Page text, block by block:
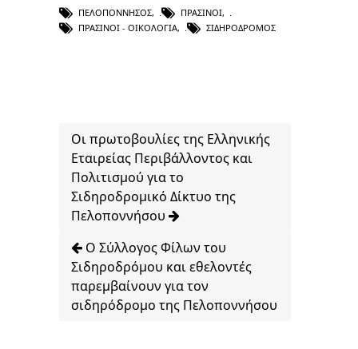
ΠΕΛΟΠΌΝΝΗΣΟΣ, ΠΡΆΣΙΝΟΙ,
ΠΡΆΣΙΝΟΙ - ΟΙΚΟΛΟΓΊΑ, ΣΙΔΗΡΌΔΡΟΜΟΣ
Οι πρωτοβουλίες της Ελληνικής
Εταιρείας Περιβάλλοντος και
Πολιτισμού για το
Σιδηροδρομικό Δίκτυο της
Πελοποννήσου
Ο Σύλλογος Φίλων του
Σιδηροδρόμου και εθελοντές
παρεμβαίνουν για τον
σιδηρόδρομο της Πελοποννήσου